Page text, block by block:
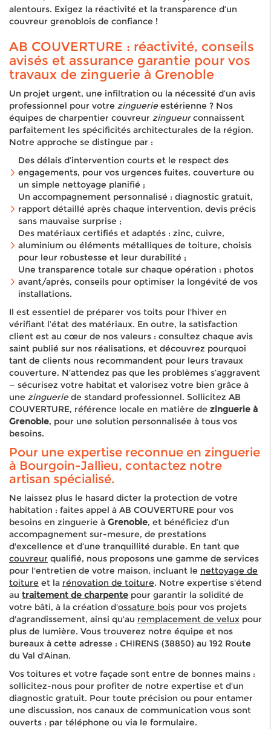
alentours. Exigez la réactivité et la transparence d’un
couvreur grenoblois de confiance !
AB COUVERTURE : réactivité, conseils
avisés et assurance garantie pour vos
travaux de zinguerie à Grenoble
Un projet urgent, une infiltration ou la nécessité d’un avis
professionnel pour votre zinguerieestérienne ? Nos
équipes de charpentier couvreur zingueurconnaissent
parfaitement les spécificités architecturales de la région.
Notre approche se distingue par :
Des délais d’intervention courts et le respect des
engagements, pour vos urgences fuites, couverture ou
un simple nettoyage planifié ;
Un accompagnement personnalisé : diagnostic gratuit,
rapport détaillé après chaque intervention, devis précis
sans mauvaise surprise ;
Des matériaux certifiés et adaptés : zinc, cuivre,
aluminium ou éléments métalliques de toiture, choisis
pour leur robustesse et leur durabilité ;
Une transparence totale sur chaque opération : photos
avant/après, conseils pour optimiser la longévité de vos
installations.
Il est essentiel de préparer vos toits pour l'hiver en
vérifiant l’état des matériaux. En outre, la satisfaction
client est au cœur de nos valeurs : consultez chaque avis
saint publié sur nos réalisations, et découvrez pourquoi
tant de clients nous recommandent pour leurs travaux
couverture. N’attendez pas que les problèmes s’aggravent
— sécurisez votre habitat et valorisez votre bien grâce à
une zingueriede standard professionnel. Sollicitez AB
COUVERTURE, référence locale en matière de zinguerie à
Grenoble, pour une solution personnalisée à tous vos
besoins.
Pour une expertise reconnue en zinguerie
à Bourgoin-Jallieu, contactez notre
artisan spécialisé.
Ne laissez plus le hasard dicter la protection de votre
habitation : faites appel à AB COUVERTURE pour vos
besoins en zinguerie à Grenoble, et bénéficiez d’un
accompagnement sur-mesure, de prestations
d'excellence et d’une tranquillité durable. En tant que
couvreur qualifié, nous proposons une gamme de services
pour l'entretien de votre maison, incluant le nettoyage de
toiture et la rénovation de toiture. Notre expertise s'étend
au traitement de charpente pour garantir la solidité de
votre bâti, à la création d'ossature bois pour vos projets
d'agrandissement, ainsi qu'au remplacement de velux pour
plus de lumière. Vous trouverez notre équipe et nos
bureaux à cette adresse : CHIRENS (38850) au 192 Route
du Val d'Ainan.
Vos toitures et votre façade sont entre de bonnes mains :
sollicitez-nous pour profiter de notre expertise et d’un
diagnostic gratuit. Pour toute précision ou pour entamer
une discussion, nos canaux de communication vous sont
ouverts : par téléphone ou via le formulaire.